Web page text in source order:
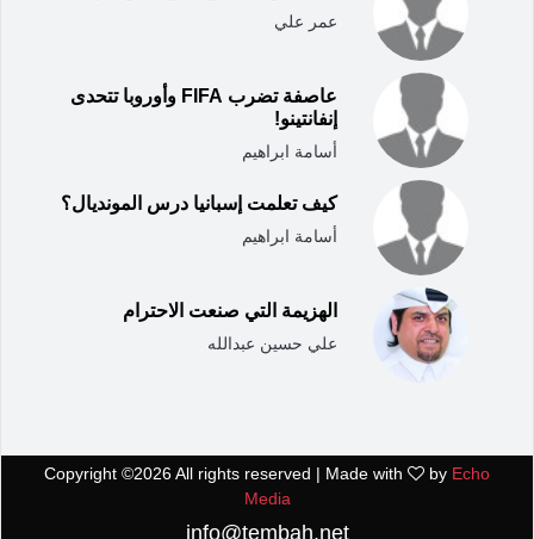
عمر علي
عاصفة تضرب FIFA وأوروبا تتحدى
إنفانتينو!
أسامة ابراهيم
كيف تعلمت إسبانيا درس المونديال؟
أسامة ابراهيم
الهزيمة التي صنعت الاحترام
علي حسين عبدالله
Copyright ©2026 All rights reserved | Made with by Echo
Media
info@tembah.net